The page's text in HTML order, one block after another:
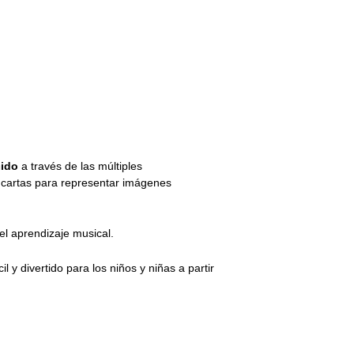
a través de las múltiples
para representar imágenes
aprendizaje musical.
y divertido para los niños y niñas a partir